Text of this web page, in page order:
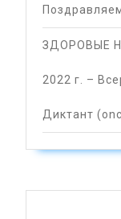
ЗДОРОВЫЕ
2022 г. –
Диктант